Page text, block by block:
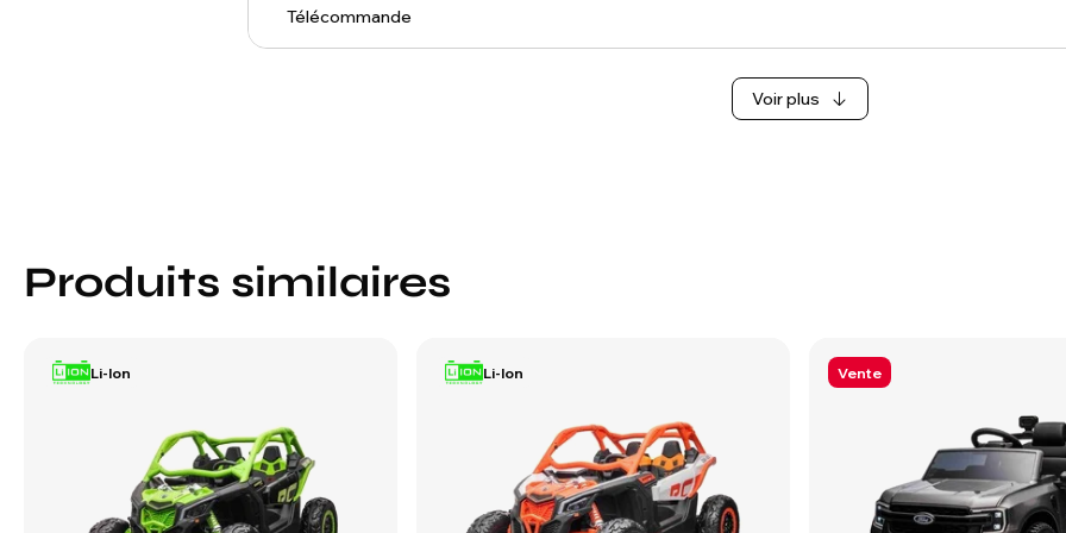
Télécommande
Voir plus
Produits similaires
Li-Ion Li-Ion Vente